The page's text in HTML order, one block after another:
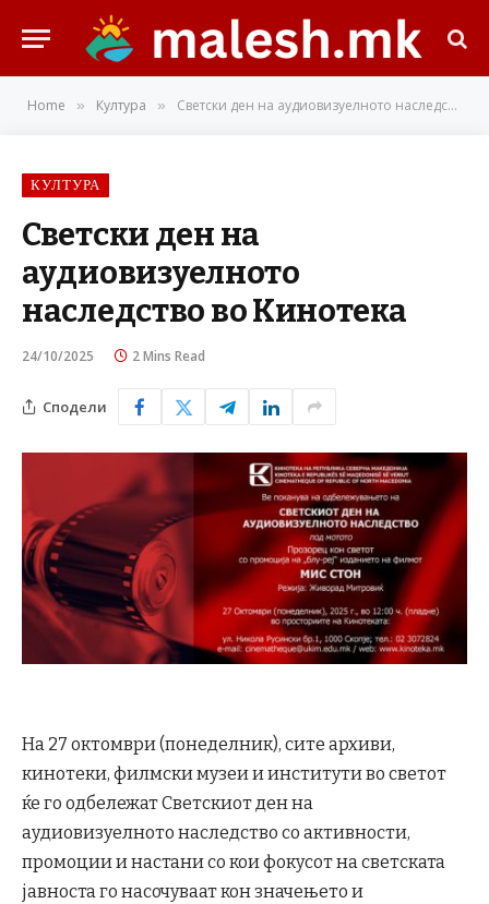
Home » Култура » Светски ден на аудиовизуелното наследство во Кинотека
КУЛТУРА
Светски ден на
аудиовизуелното
наследство во Кинотека
24/10/2025 2 Mins Read
Сподели
На 27 октомври (понеделник), сите архиви,
кинотеки, филмски музеи и институти во светот
ќе го одбележат Светскиот ден на
аудиовизуелното наследство со активности,
промоции и настани со кои фокусот на светската
јавноста го насочуваат кон значењето и